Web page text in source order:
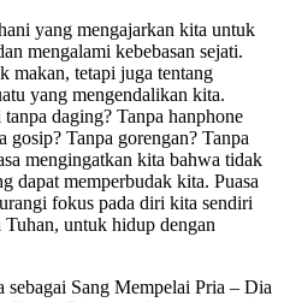
yang mengajarkan kita untuk
mengalami kebebasan sejati.
makan, tetapi juga tentang
yang mengendalikan kita.
daging? Tanpa hanphone
gosip? Tanpa gorengan? Tanpa
mengingatkan kita bahwa tidak
dapat memperbudak kita. Puasa
fokus pada diri kita sendiri
untuk hidup dengan
Sang Mempelai Pria – Dia